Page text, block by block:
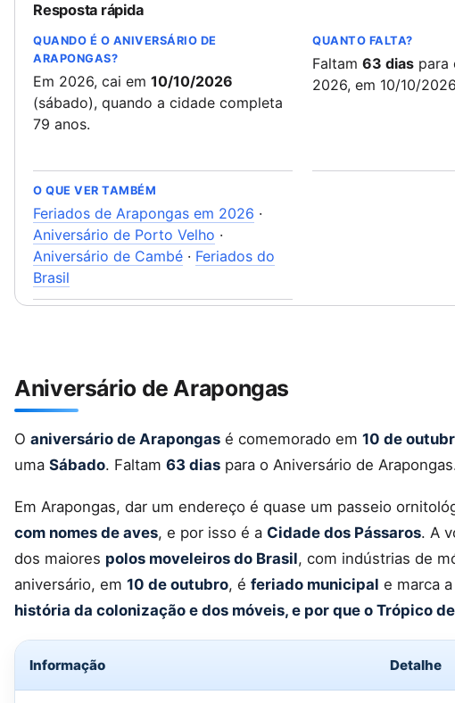
Resposta rápida
QUANDO É O ANIVERSÁRIO DE
ARAPONGAS?
Em 2026, cai em 10/10/2026
(sábado), quando a cidade completa
79 anos.
QUANTO FALTA?
Faltam63 dias para
2026, em 10/10/
O QUE VER TAMBÉM
Feriados de Arapongas em 2026 ·
Aniversário de Porto Velho ·
Aniversário de Cambé · Feriados do
Brasil
Aniversário de Arapongas
O aniversário de Arapongas é comemorado em 10 de
uma Sábado. Faltam 63 dias para o Aniversário de
Em Arapongas, dar um endereço é quase um passeio
com nomes de aves, e por isso é a Cidade dos Pássaros. A
dos maiores polos moveleiros do Brasil, com indústrias de
aniversário, em 10 de outubro, é feriado municipal e marca
história da colonização e dos móveis, e por que o Trópico
Informação Detalhe